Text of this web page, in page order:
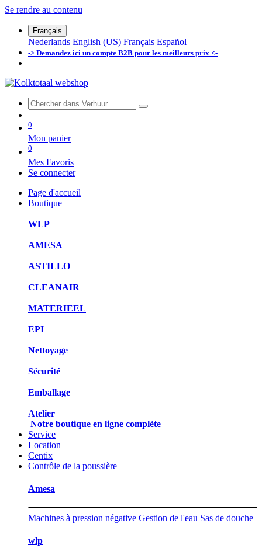
Se rendre au contenu
Français
Nederlands English (US) Français Español
-> Demandez ici un compte B2B pour les meilleurs prix <-
0
Mon panier
0
Mes Favoris
Se connecter
Page d'accueil
Boutique
WLP
AMESA
ASTILLO
CLEANAIR
MATERIEEL
EPI
Nettoyage
Sécurité
Emballage
Atelier
Notre boutique en ligne complète
Service
Location
Centix
Contrôle de la poussière
Amesa
Machines à pression négative Gestion de l'eau Sas de douche
wlp